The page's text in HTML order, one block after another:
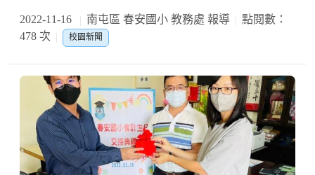
2022-11-16 南屯區 春安國小 教務處 報導
點閱數：
478 次
校園新聞